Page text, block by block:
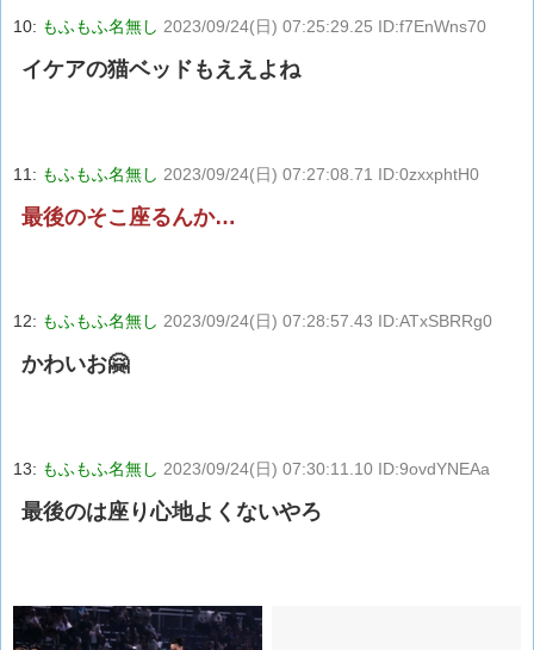
10: もふもふ名無し 2023/09/24(日) 07:25:29.25 ID:f7EnWns70
イケアの猫ベッドもええよね
11: もふもふ名無し 2023/09/24(日) 07:27:08.71 ID:0zxxphtH0
最後のそこ座るんか…
12: もふもふ名無し 2023/09/24(日) 07:28:57.43 ID:ATxSBRRg0
かわいお🤗
13: もふもふ名無し 2023/09/24(日) 07:30:11.10 ID:9ovdYNEAa
最後のは座り心地よくないやろ